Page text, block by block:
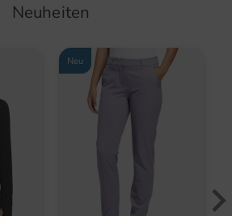
Neuheiten
Neu